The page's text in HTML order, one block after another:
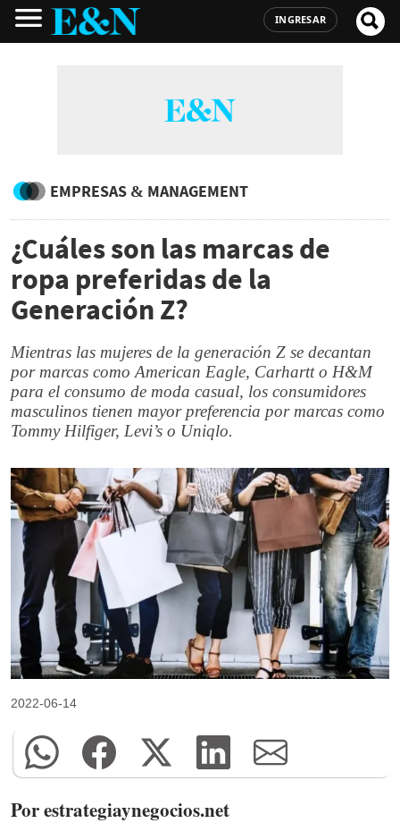
INGRESAR
EMPRESAS & MANAGEMENT
¿Cuáles son las marcas de
ropa preferidas de la
Generación Z?
Mientras las mujeres de la generación Z se decantan
por marcas como American Eagle, Carhartt o H&M
para el consumo de moda casual, los consumidores
masculinos tienen mayor preferencia por marcas como
Tommy Hilfiger, Levi’s o Uniqlo.
2022-06-14
Por estrategiaynegocios.net